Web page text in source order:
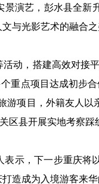
演艺，彭水县全
与光影艺术的融合之
动，搭建高效对接
重点项目达成初步
游项目，外籍友人
县开展实地考察踩
示，下一步重庆
造成为入境游客来华